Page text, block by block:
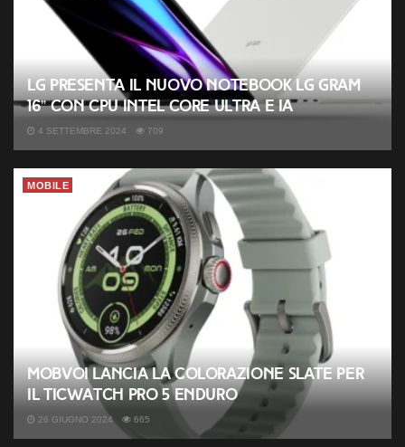
LG presenta il nuovo notebook LG gram
16” con CPU Intel Core Ultra e IA
4 SETTEMBRE 2024 709
MOBILE
Mobvoi lancia la colorazione Slate per
il TicWatch Pro 5 Enduro
26 GIUGNO 2024 665